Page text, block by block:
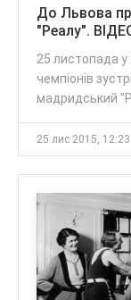
До Львова
"Реалу".
25 листопада у
чемпіонів
мадридський
25 лис 2015, 12:23